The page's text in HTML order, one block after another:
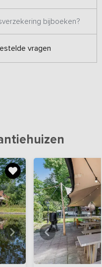
bijboeken?
vragen
Bekijk